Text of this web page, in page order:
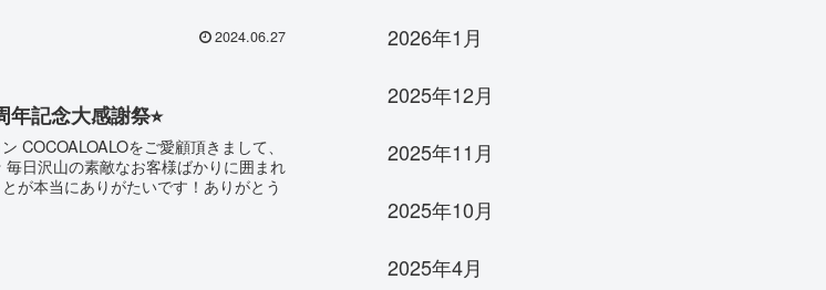
2024.06.27
記念大感謝祭⭐︎
COCOALOALOをご愛顧頂きまして、
が本当にありがたいです！ありがとう
2026年1月
2025年12月
2025年11月
2025年10月
2025年4月